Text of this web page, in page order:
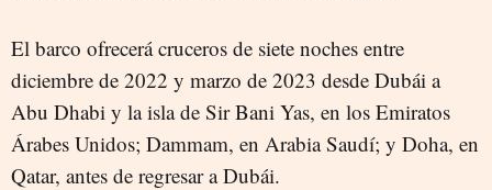
El barco ofrecerá cruceros de siete noches entre
diciembre de 2022 y marzo de 2023 desde Dubái a
Abu Dhabi y la isla de Sir Bani Yas, en los Emiratos
Árabes Unidos; Dammam, en Arabia Saudí; y Doha, en
Qatar, antes de regresar a Dubái.